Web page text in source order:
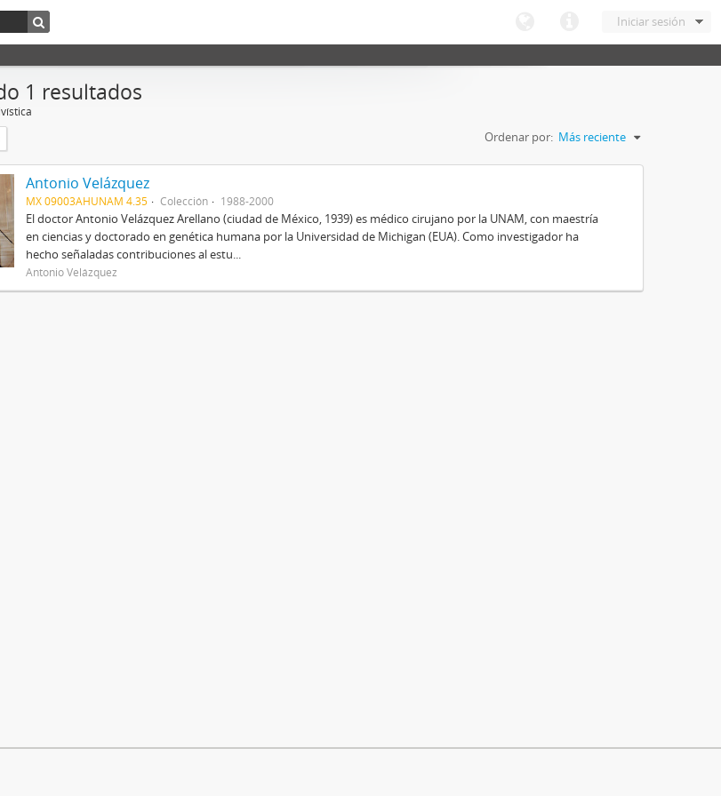
Iniciar sesión
1 resultados
Ordenar por: Más reciente
Antonio Velázquez
MX 09003AHUNAM 4.35 Colección 1988-2000
El doctor Antonio Velázquez Arellano (ciudad de México, 1939) es médico cirujano por la UNAM, con maestría
en ciencias y doctorado en genética humana por la Universidad de Michigan (EUA). Como investigador ha
hecho señaladas contribuciones al estu...
Antonio Velázquez